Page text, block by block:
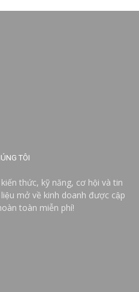
TÔI
thức, kỹ năng, cơ hội và tin
mở về kinh doanh được cập
toàn miễn phí!